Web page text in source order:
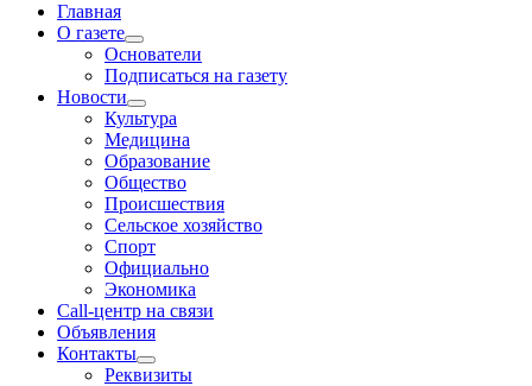
Главная
О газете
Основатели
Подписаться на газету
Новости
Культура
Медицина
Образование
Общество
Происшествия
Сельское хозяйство
Спорт
Официально
Экономика
Call-центр на связи
Объявления
Контакты
Реквизиты